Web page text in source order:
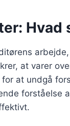
Hvad
at varer
at undgå
forståelse